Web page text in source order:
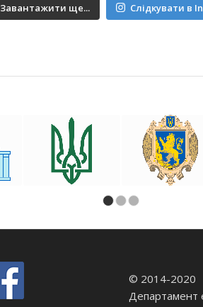
Завантажити ще... Слідкувати в
© 2014-2020
Департамент